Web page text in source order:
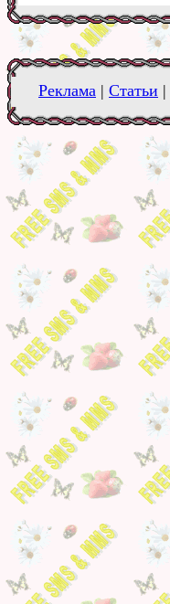
Реклама | Статьи |